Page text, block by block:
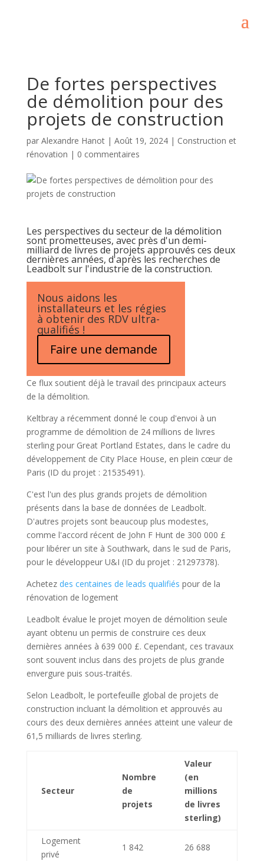
De fortes perspectives
de démolition pour des
projets de construction
par Alexandre Hanot| Août 19, 2024| Construction et
rénovation | 0 commentaires
Les perspectives du secteur de la démolition
sont prometteuses, avec près d'un demi-
milliard de livres de projets approuvés ces deux
dernières années, d'après les recherches de
Leadbolt sur l'industrie de la construction.
Nous aidons les
installateurs et les régies
à obtenir des RDV ultra-
qualifiés !
Faire une demande
Ce flux soutient déjà le travail des principaux acteurs
de la démolition.
Keltbray a récemment donné le coup d'envoi à un
programme de démolition de 24 millions de livres
sterling pour Great Portland Estates, dans le cadre du
développement de City Place House, en plein cœur de
Paris (ID du projet : 21535491).
C'est l'un des plus grands projets de démolition
présents dans la base de données de Leadbolt.
D'autres projets sont beaucoup plus modestes,
comme l'accord récent de John F Hunt de 300 000 £
pour libérer un site à Southwark, dans le sud de Paris,
pour le développeur U&I (ID du projet : 21297378).
Achetez des centaines de leads qualifiés pour de la
rénovation de logement
Leadbolt évalue le projet moyen de démolition seule
ayant obtenu un permis de construire ces deux
dernières années à 639 000 £. Cependant, ces travaux
sont souvent inclus dans des projets de plus grande
envergure puis sous-traités.
Selon Leadbolt, le portefeuille global de projets de
construction incluant la démolition et approuvés au
cours des deux dernières années atteint une valeur de
61,5 milliards de livres sterling.
Secteur
Nombre
de
projets
Valeur
(en
millions
de livres
sterling)
Logement
privé
1 842 26 688